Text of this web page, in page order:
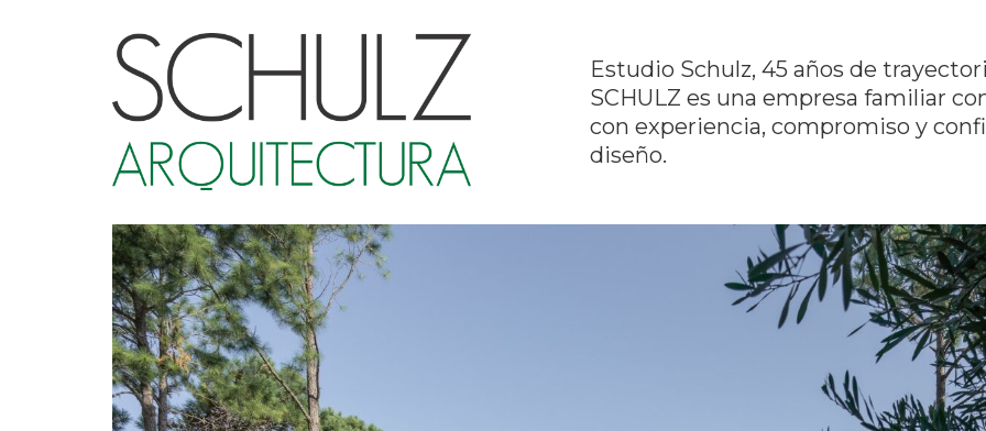
Estudio Schulz, 45 años de
SCHULZ es una empresa familiar
con experiencia, compromiso y
diseño.